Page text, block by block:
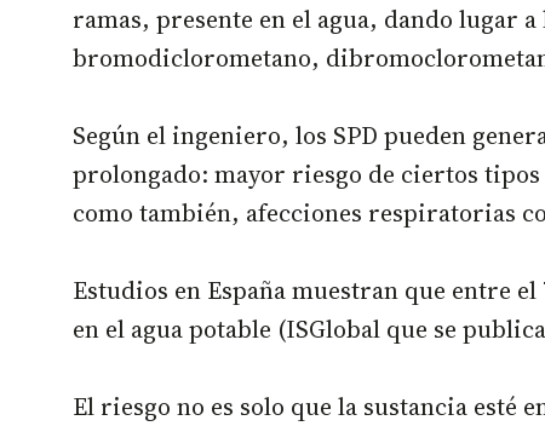
ramas, presente en el agua, dando lugar
bromodiclorometano,
Según el ingeniero, los SPD pueden
prolongado: mayor riesgo de ciertos
como también, afecciones respiratorias
Estudios en España muestran que entre
en el agua potable (ISGlobal que se
El riesgo no es solo que la sustancia esté